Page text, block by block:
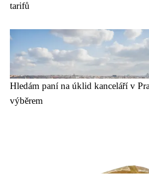
tarifů
Hledám paní na úklid kanceláří v
výběrem